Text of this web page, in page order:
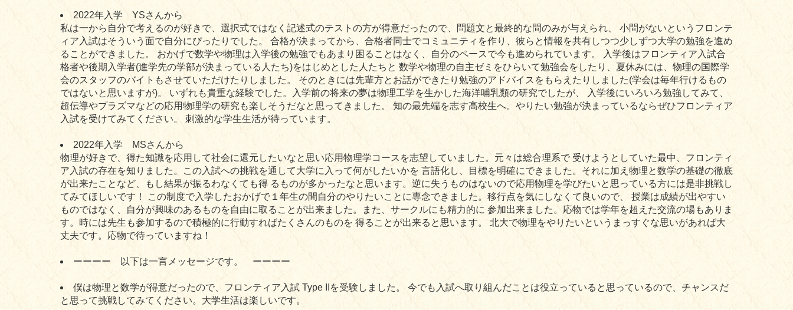
2022年入学 YSさんから
私は一から自分で考えるのが好きで、選択式ではなく記述式のテストの方が得意だったので、問題文と最終的な問のみが与えられ、 小問がないというフロンテ
ィア入試はそういう面で自分にぴったりでした。 合格が決まってから、合格者同士でコミュニティを作り、彼らと情報を共有しつつ少しずつ大学の勉強を進め
ることができました。 おかげで数学や物理は入学後の勉強でもあまり困ることはなく、自分のペースで今も進められています。 入学後はフロンティア入試合
格者や後期入学者(進学先の学部が決まっている人たち)をはじめとした人たちと 数学や物理の自主ゼミをひらいて勉強会をしたり、夏休みには、物理の国際学
会のスタッフのバイトもさせていただけたりしました。 そのときには先輩方とお話ができたり勉強のアドバイスをもらえたりしました(学会は毎年行けるもの
ではないと思いますが)。 いずれも貴重な経験でした。入学前の将来の夢は物理工学を生かした海洋哺乳類の研究でしたが、 入学後にいろいろ勉強してみて、
超伝導やプラズマなどの応用物理学の研究も楽しそうだなと思ってきました。 知の最先端を志す高校生へ。やりたい勉強が決まっているならぜひフロンティア
入試を受けてみてください。 刺激的な学生生活が待っています。
2022年入学 MSさんから
物理が好きで、得た知識を応用して社会に還元したいなと思い応用物理学コースを志望していました。元々は総合理系で 受けようとしていた最中、フロンティ
ア入試の存在を知りました。この入試への挑戦を通して大学に入って何がしたいかを 言語化し、目標を明確にできました。それに加え物理と数学の基礎の徹底
が出来たことなど、もし結果が振るわなくても得 るものが多かったなと思います。逆に失うものはないので応用物理を学びたいと思っている方には是非挑戦し
てみてほしいです！ この制度で入学したおかげで１年生の間自分のやりたいことに専念できました。移行点を気にしなくて良いので、 授業は成績が出やすい
ものではなく、自分が興味のあるものを自由に取ることが出来ました。また、サークルにも精力的に 参加出来ました。応物では学年を超えた交流の場もありま
す。時には先生も参加するので積極的に行動すればたくさんのものを 得ることが出来ると思います。 北大で物理をやりたいというまっすぐな思いがあれば大
丈夫です。応物で待っていますね！
ーーーー 以下は一言メッセージです。 ーーーー
僕は物理と数学が得意だったので、フロンティア入試 Type IIを受験しました。 今でも入試へ取り組んだことは役立っていると思っているので、チャンスだ
と思って挑戦してみてください。大学生活は楽しいです。